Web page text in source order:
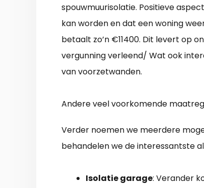
spouwmuurisolatie. Positieve
kan worden en dat een woning
betaalt zo’n €11400. Dit levert op
vergunning verleend/ Wat ook
van voorzetwanden.
Andere veel voorkomende
Verder noemen we meerdere
behandelen we de interessantste
Isolatie garage: Verander